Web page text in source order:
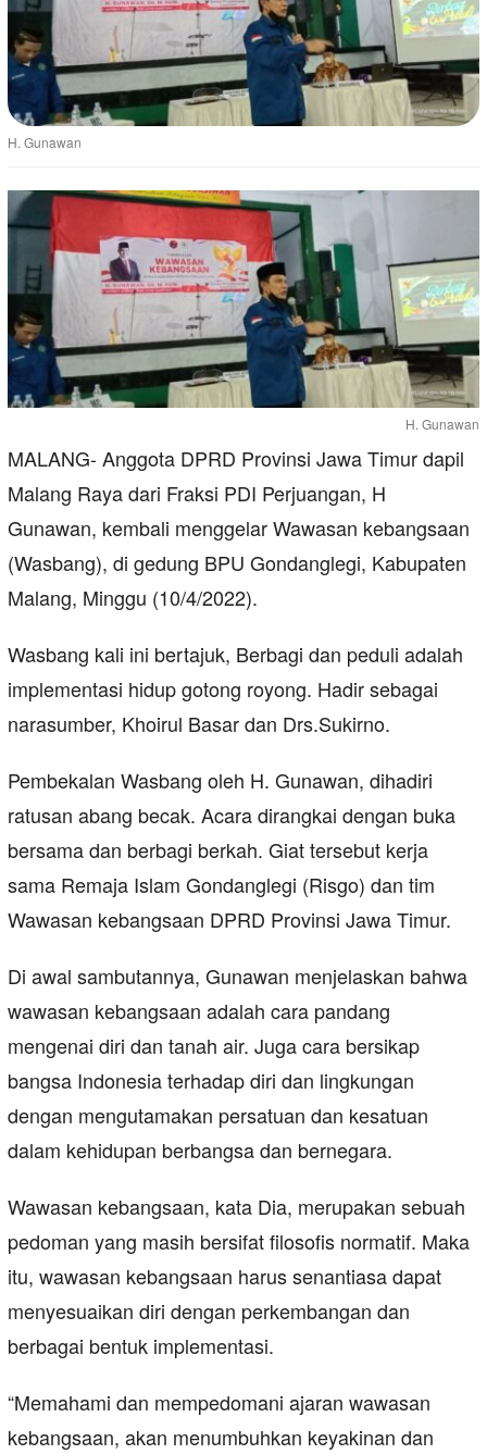
H. Gunawan
H. Gunawan
MALANG- Anggota DPRD Provinsi Jawa Timur dapil
Malang Raya dari Fraksi PDI Perjuangan, H
Gunawan, kembali menggelar Wawasan kebangsaan
(Wasbang), di gedung BPU Gondanglegi, Kabupaten
Malang, Minggu (10/4/2022).
Wasbang kali ini bertajuk, Berbagi dan peduli adalah
implementasi hidup gotong royong. Hadir sebagai
narasumber, Khoirul Basar dan Drs.Sukirno.
Pembekalan Wasbang oleh H. Gunawan, dihadiri
ratusan abang becak. Acara dirangkai dengan buka
bersama dan berbagi berkah. Giat tersebut kerja
sama Remaja Islam Gondanglegi (Risgo) dan tim
Wawasan kebangsaan DPRD Provinsi Jawa Timur.
Di awal sambutannya, Gunawan menjelaskan bahwa
wawasan kebangsaan adalah cara pandang
mengenai diri dan tanah air. Juga cara bersikap
bangsa Indonesia terhadap diri dan lingkungan
dengan mengutamakan persatuan dan kesatuan
dalam kehidupan berbangsa dan bernegara.
Wawasan kebangsaan, kata Dia, merupakan sebuah
pedoman yang masih bersifat filosofis normatif. Maka
itu, wawasan kebangsaan harus senantiasa dapat
menyesuaikan diri dengan perkembangan dan
berbagai bentuk implementasi.
“Memahami dan mempedomani ajaran wawasan
kebangsaan, akan menumbuhkan keyakinan dan